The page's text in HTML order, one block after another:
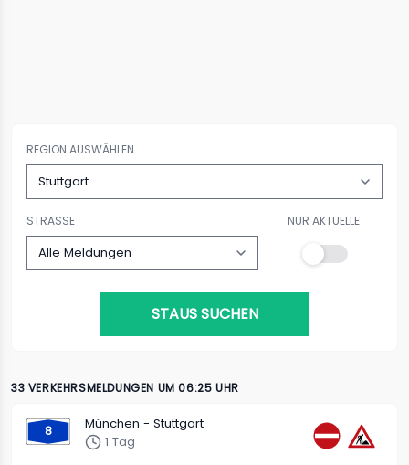
REGION AUSWÄHLEN
STRASSE NUR AKTUELLE
STAUS SUCHEN
33 VERKEHRSMELDUNGEN UM 06:25 UHR
8
München - Stuttgart
1 Tag